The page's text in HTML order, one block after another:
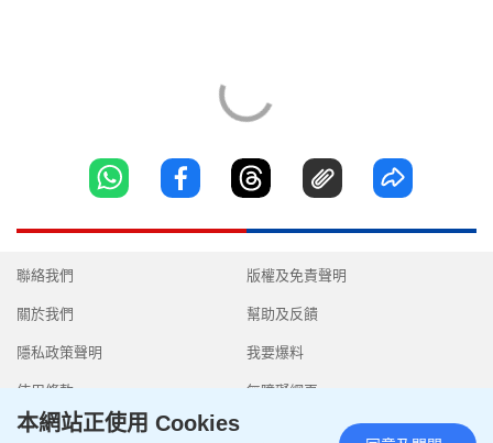
聯絡我們
關於我們
隱私政策聲明
使用條款
版權及免責聲明
幫助及反饋
我要爆料
無障礙網頁
本網站正使用 Cookies